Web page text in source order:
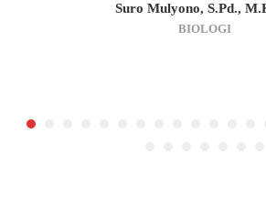
Suro Mulyono, S.Pd.,
BIOLOGI